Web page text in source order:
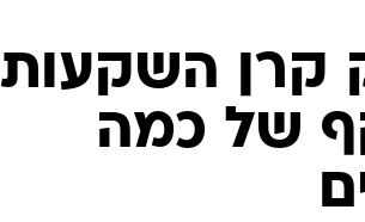
השקעות
של כמה